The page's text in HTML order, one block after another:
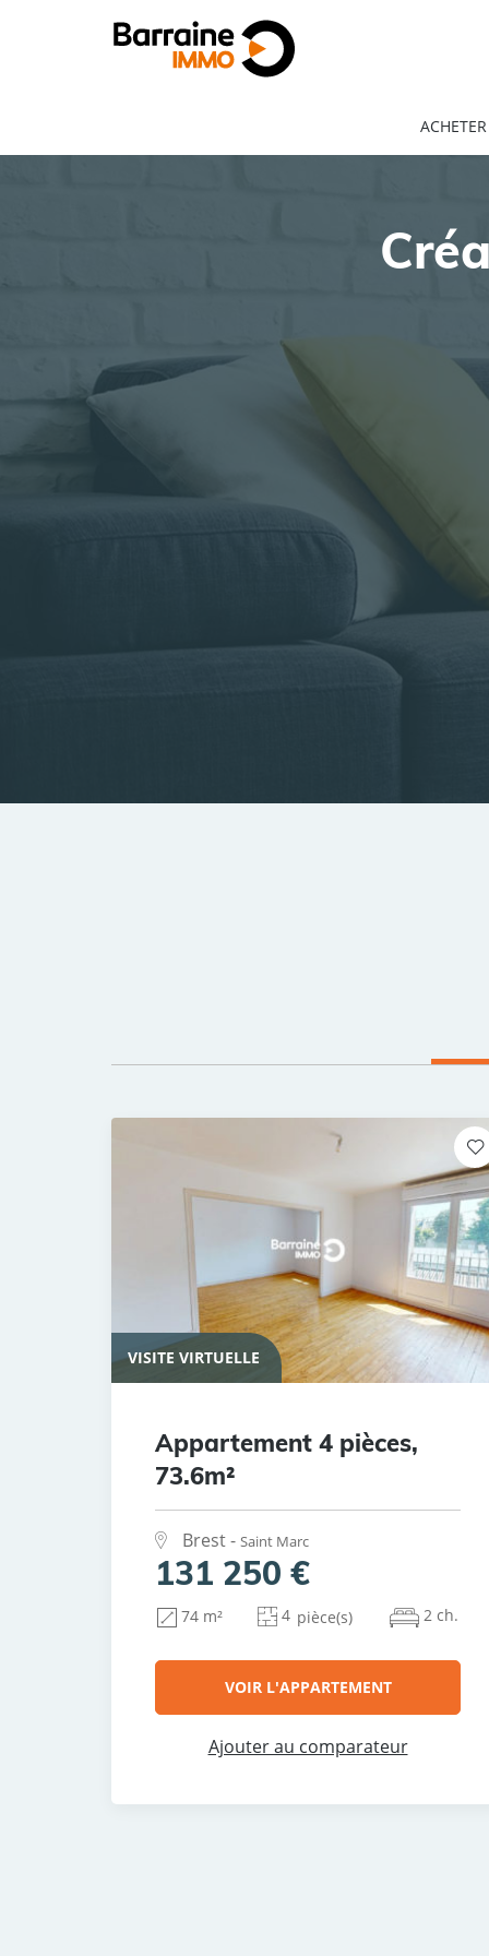
ACHETER
VISITE VIRTUELLE
Appartement 4 pièces,
73.6m²
Brest -Saint Marc
131 250 €
74 m² 4 pièce(s) 2 ch.
VOIR L'APPARTEMENT
Ajouter au comparateur